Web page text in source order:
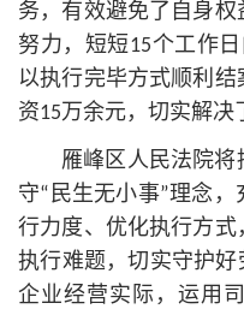
务，有效避免了自身
努力，短短15个工作
以执行完毕方式顺利
资15万余元，切实解决
雁峰区人民法院将
守“民生无小事”理念
行力度、优化执行方
执行难题，切实守护好
企业经营实际，运用